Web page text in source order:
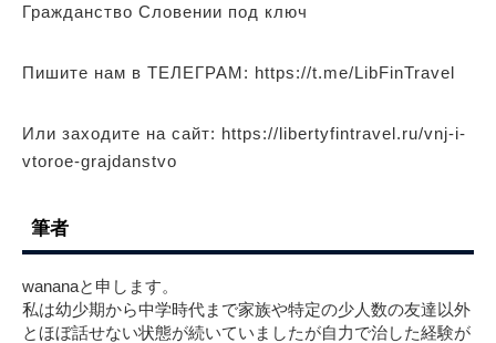
Гражданство Словении под ключ
Пишите нам в ТЕЛЕГРАМ: https://t.me/LibFinTravel
Или заходите на сайт: https://libertyfintravel.ru/vnj-i-
vtoroe-grajdanstvo
筆者
wananaと申します。
私は幼少期から中学時代まで家族や特定の少人数の友達以外
とほぼ話せない状態が続いていましたが自力で治した経験が